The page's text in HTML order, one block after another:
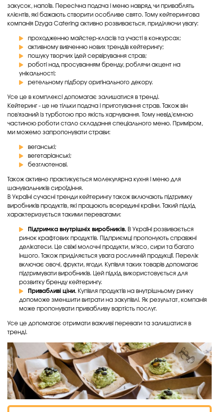
закусок, напоїв. Пересічна подача і меню навряд чи приваблять
клієнтів, які бажають створити особливе свято. Тому кейтерингова
компанія Dzyga Catering активно розвивається, приділяючи увагу:
проходженню майстер-класів та участі в конкурсах;
активному вивченню нових трендів кейтерингу;
пошуку творчих ідей сервірування страв;
роботі над просуванням бренду, роблячи акцент на
унікальності;
ретельному підбору оригінального декору.
Усе це в комплексі допомагає залишатися в тренді.
Кейтеринг - це не тільки подача і приготування страв. Також він
пов'язаний із турботою про якість харчування. Тому невід'ємною
частиною роботи стало складання спеціального меню. Приміром,
ми можемо запропонувати страви:
веганські;
вегетаріанські;
безглютенові.
Також активно практикується молекулярна кухня і меню для
шанувальників сироїдіння.
В Україні сучасні тренди кейтерингу також включають підтримку
виробників продуктів, які працюють всередині країни. Такий підхід
характеризується такими перевагами:
Підтримка внутрішніх виробників.В Україні розвивається
ринок крафтових продуктів. Підприємці пропонують справжні
делікатеси. Це свіжі молочні продукти, м'ясо, сири та багато
іншого. Також приділяється увага рослинній продукції. Перелік
включає овочі, фрукти, ягоди. Купівля таких товарів допомагає
підтримувати виробників. Цей підхід використовується для
розвитку бренду кейтерингу.
Привабливі ціни.Купівля продуктів на внутрішньому ринку
допоможе зменшити витрати на закупівлі. Як результат, компанія
може пропонувати привабливу вартість послуг.
Усе це допомагає отримати важливі переваги та залишатися в
тренді.